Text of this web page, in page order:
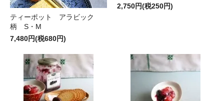
ティーポット アラビック
柄 S・M
7,480円(税680円)
2,750円(税250円)